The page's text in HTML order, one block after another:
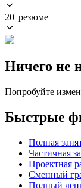
20 резюме
Ничего не
Попробуйте
Быстрые
Полная
Частичная
Проектная
Сменный
Полный